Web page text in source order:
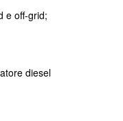
e off-grid;
diesel